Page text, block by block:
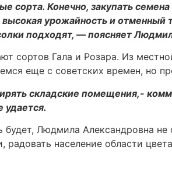
сорта. Конечно, закупать
урожайность и
подходят, — поясняет
сортов Гала и Розара. Из
еще с советских времен, но
складские помещения,-
удается.
будет, Людмила Александровна
население области